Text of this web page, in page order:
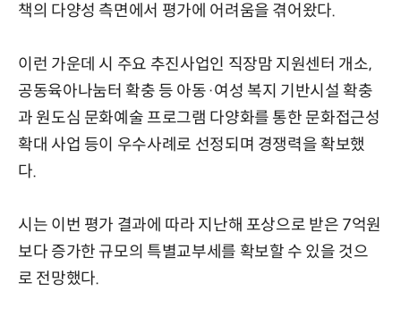
책의 다양성 측면에서 평가에 어려움을 겪어왔다.
이런 가운데 시 주요 추진사업인 직장맘 지원센터 개소,
공동육아나눔터 확충 등 아동·여성 복지 기반시설 확충
과 원도심 문화예술 프로그램 다양화를 통한 문화접근성
확대 사업 등이 우수사례로 선정되며 경쟁력을 확보했
다.
시는 이번 평가 결과에 따라 지난해 포상으로 받은 7억원
보다 증가한 규모의 특별교부세를 확보할 수 있을 것으
로 전망했다.